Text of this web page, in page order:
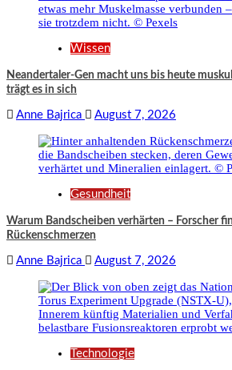
Wissen
Neandertaler-Gen macht uns bis heute
trägt es in sich
Anne Bajrica August 7, 2026
Gesundheit
Warum Bandscheiben verhärten – Forscher
Rückenschmerzen
Anne Bajrica August 7, 2026
Technologie